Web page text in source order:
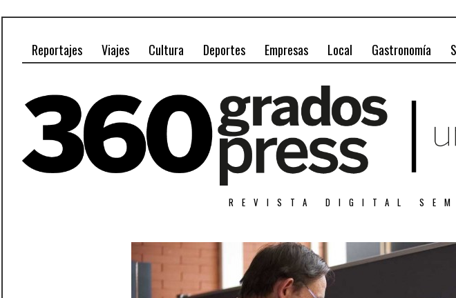
Reportajes Viajes Cultura Deportes Empresas Local Gastronomía
REVISTA DIGITAL